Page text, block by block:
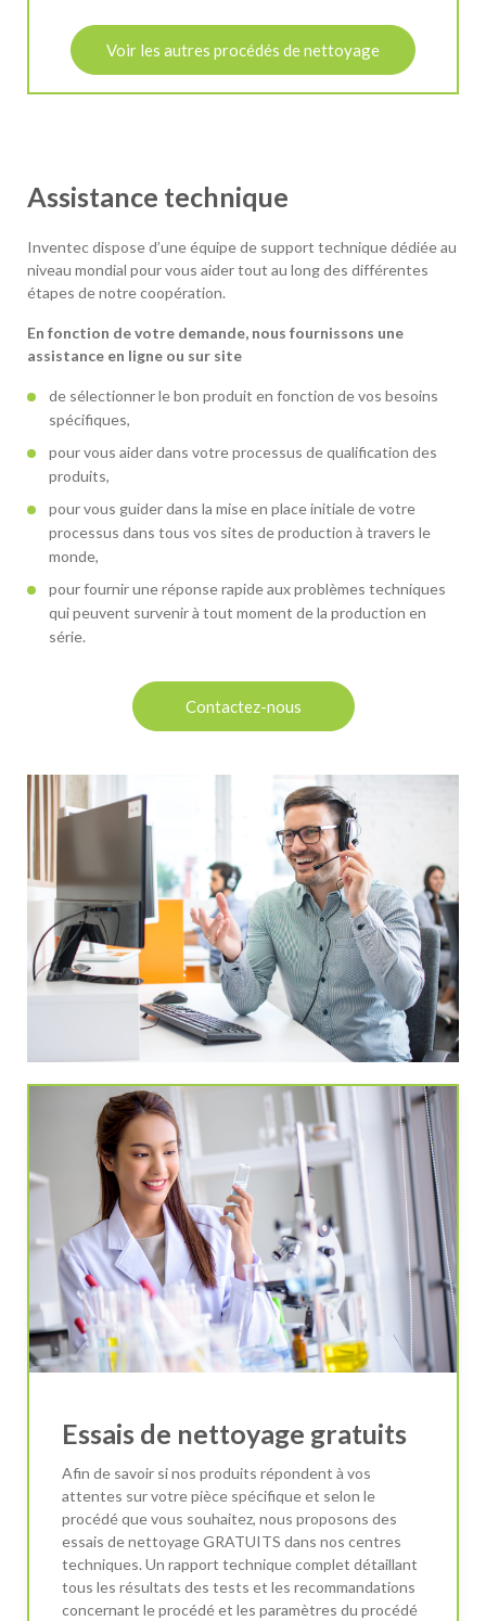
Voir les autres procédés de nettoyage
Assistance technique
Inventec dispose d’une équipe de support technique dédiée au
niveau mondial pour vous aider tout au long des différentes
étapes de notre coopération.
En fonction de votre demande, nous fournissons une
assistance en ligne ou sur site
de sélectionner le bon produit en fonction de vos besoins
spécifiques,
pour vous aider dans votre processus de qualification des
produits,
pour vous guider dans la mise en place initiale de votre
processus dans tous vos sites de production à travers le
monde,
pour fournir une réponse rapide aux problèmes techniques
qui peuvent survenir à tout moment de la production en
série.
Contactez-nous
Essais de nettoyage gratuits
Afin de savoir si nos produits répondent à vos
attentes sur votre pièce spécifique et selon le
procédé que vous souhaitez, nous proposons des
essais de nettoyage GRATUITS dans nos centres
techniques. Un rapport technique complet détaillant
tous les résultats des tests et les recommandations
concernant le procédé et les paramètres du procédé